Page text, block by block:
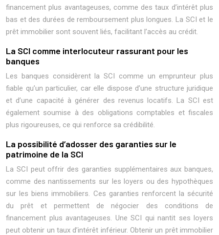
financement plus avantageuses, comme des taux d’intérêt plus
bas et des durées de remboursement plus longues. La SCI et le
prêt immobilier sont souvent liés, facilitant l’accès au crédit.
La SCI comme interlocuteur rassurant pour les
banques
Les banques considèrent la SCI comme un emprunteur plus
fiable qu’un particulier, car elle dispose d’une structure juridique
et d’une capacité à générer des revenus locatifs. La SCI est
également soumise à des obligations comptables et fiscales
plus rigoureuses, ce qui renforce sa crédibilité.
La possibilité d’adosser des garanties sur le
patrimoine de la SCI
La SCI peut offrir des garanties supplémentaires aux banques,
comme des nantissements sur les loyers ou des hypothèques
sur les biens immobiliers. Ces garanties renforcent la sécurité
du prêt et permettent de négocier des conditions de
financement plus avantageuses. Une SCI qui nantit ses loyers
peut obtenir un taux d’intérêt inférieur. Obtenir un prêt immobilier